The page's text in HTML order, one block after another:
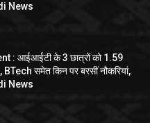
News
: आईआईटी के 3 छात्रों को 1.59
समेत किन पर बरसीं नौकरियां,
News